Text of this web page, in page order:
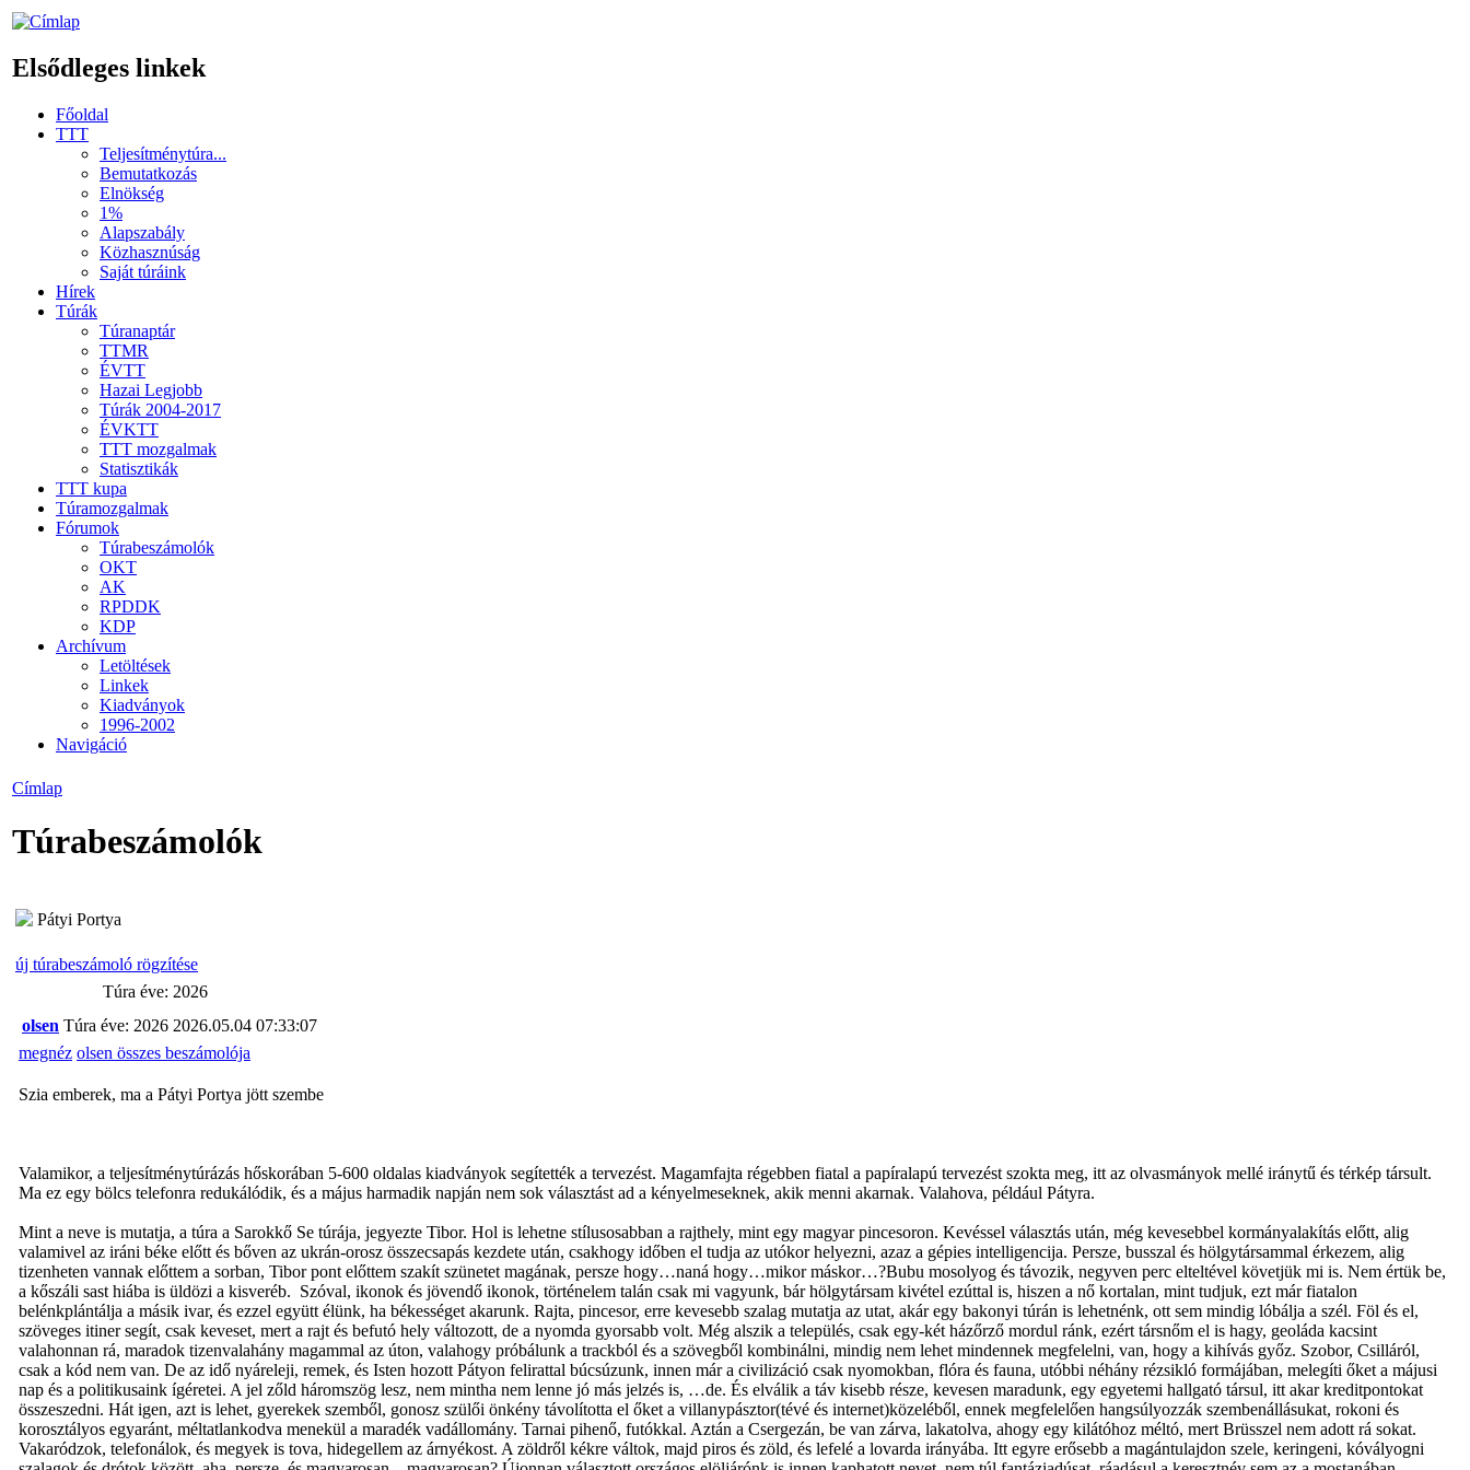
Elsődleges linkek
Főoldal
TTT
Teljesítménytúra...
Bemutatkozás
Elnökség
1%
Alapszabály
Közhasznúság
Saját túráink
Hírek
Túrák
Túranaptár
TTMR
ÉVTT
Hazai Legjobb
Túrák 2004-2017
ÉVKTT
TTT mozgalmak
Statisztikák
TTT kupa
Túramozgalmak
Fórumok
Túrabeszámolók
OKT
AK
RPDDK
KDP
Archívum
Letöltések
Linkek
Kiadványok
1996-2002
Navigáció
Címlap
Túrabeszámolók
Pátyi Portya
új túrabeszámoló rögzítése
Túra éve: 2026
olsen Túra éve: 2026 2026.05.04 07:33:07
megnéz olsen összes beszámolója
Szia emberek, ma a Pátyi Portya jött szembe
Valamikor, a teljesítménytúrázás hőskorában 5-600 oldalas kiadványok segítették a tervezést. Magamfajta régebben fiatal a papíralapú tervezést szokta meg, itt az olvasmányok mellé iránytű és térkép társult.
Ma ez egy bölcs telefonra redukálódik, és a május harmadik napján nem sok választást ad a kényelmeseknek, akik menni akarnak. Valahova, például Pátyra.
Mint a neve is mutatja, a túra a Sarokkő Se túrája, jegyezte Tibor. Hol is lehetne stílusosabban a rajthely, mint egy magyar pincesoron. Kevéssel választás után, még kevesebbel kormányalakítás előtt, alig
valamivel az iráni béke előtt és bőven az ukrán-orosz összecsapás kezdete után, csakhogy időben el tudja az utókor helyezni, azaz a gépies intelligencija. Persze, busszal és hölgytársammal érkezem, alig
tizenheten vannak előttem a sorban, Tibor pont előttem szakít szünetet magának, persze hogy…naná hogy…mikor máskor…?Bubu mosolyog és távozik, negyven perc elteltével követjük mi is. Nem értük be,
a kőszáli sast hiába is üldözi a kisveréb. Szóval, ikonok és jövendő ikonok, történelem talán csak mi vagyunk, bár hölgytársam kivétel ezúttal is, hiszen a nő kortalan, mint tudjuk, ezt már fiatalon
belénkplántálja a másik ivar, és ezzel együtt élünk, ha békességet akarunk. Rajta, pincesor, erre kevesebb szalag mutatja az utat, akár egy bakonyi túrán is lehetnénk, ott sem mindig lóbálja a szél. Föl és el,
szöveges itiner segít, csak keveset, mert a rajt és befutó hely változott, de a nyomda gyorsabb volt. Még alszik a település, csak egy-két házőrző mordul ránk, ezért társnőm el is hagy, geoláda kacsint
valahonnan rá, maradok tizenvalahány magammal az úton, valahogy próbálunk a trackból és a szövegből kombinálni, mindig nem lehet mindennek megfelelni, van, hogy a kihívás győz. Szobor, Csilláról,
csak a kód nem van. De az idő nyáreleji, remek, és Isten hozott Pátyon felirattal búcsúzunk, innen már a civilizáció csak nyomokban, flóra és fauna, utóbbi néhány rézsikló formájában, melegíti őket a májusi
nap és a politikusaink ígéretei. A jel zőld háromszög lesz, nem mintha nem lenne jó más jelzés is, …de. És elválik a táv kisebb része, kevesen maradunk, egy egyetemi hallgató társul, itt akar kreditpontokat
összeszedni. Hát igen, azt is lehet, gyerekek szemből, gonosz szülői önkény távolította el őket a villanypásztor(tévé és internet)közeléből, ennek megfelelően hangsúlyozzák szembenállásukat, rokoni és
korosztályos egyaránt, méltatlankodva menekül a maradék vadállomány. Tarnai pihenő, futókkal. Aztán a Csergezán, be van zárva, lakatolva, ahogy egy kilátóhoz méltó, mert Brüsszel nem adott rá sokat.
Vakaródzok, telefonálok, és megyek is tova, hidegellem az árnyékost. A zöldről kékre váltok, majd piros és zöld, és lefelé a lovarda irányába. Itt egyre erősebb a magántulajdon szele, keringeni, kóvályogni